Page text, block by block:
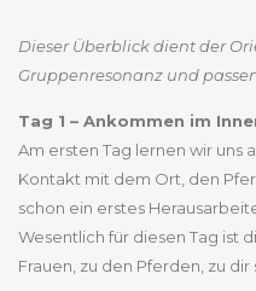
Dieser Überblick dient der
Gruppenresonanz und
Tag 1 – Ankommen im
Am ersten Tag lernen wir uns
Kontakt mit dem Ort, den
schon ein erstes
Wesentlich für diesen Tag ist
Frauen, zu den Pferden, zu dir